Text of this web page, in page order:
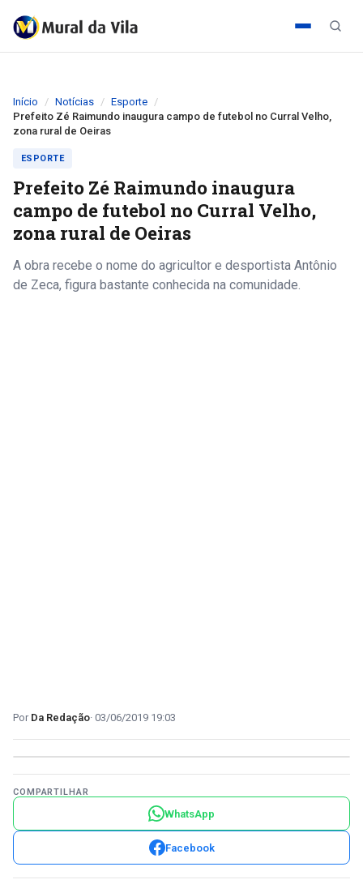
Início Notícias
Esporte
Prefeito Zé Raimundo inaugura campo de futebol no Curral Velho,
zona rural de Oeiras
ESPORTE
Prefeito Zé Raimundo inaugura
campo de futebol no Curral Velho,
zona rural de Oeiras
A obra recebe o nome do agricultor e desportista Antônio
de Zeca, figura bastante conhecida na comunidade.
Da Redação 03/06/2019 19:03
COMPARTILHAR
WhatsApp
Facebook